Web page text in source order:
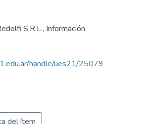
S.R.L., Información
handle/ues21/25079
del ítem